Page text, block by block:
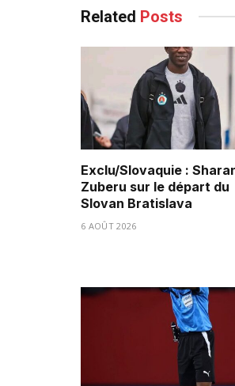
Related Posts
Exclu/Slovaquie :
Zuberu sur le départ du
Slovan Bratislava
6 AOÛT 2026